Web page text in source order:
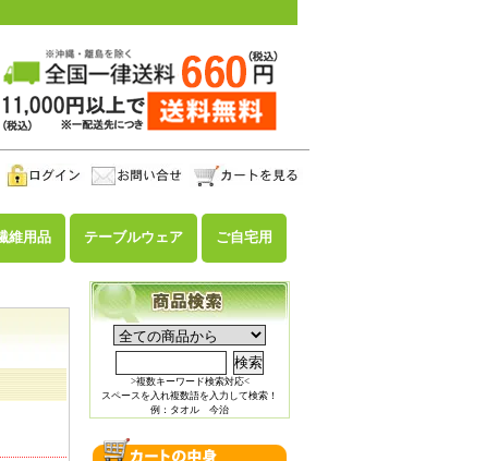
維用品 テーブルウェア ご自宅用
>複数キーワード検索対応<
スペースを入れ複数語を入力して検索！
例：タオル 今治